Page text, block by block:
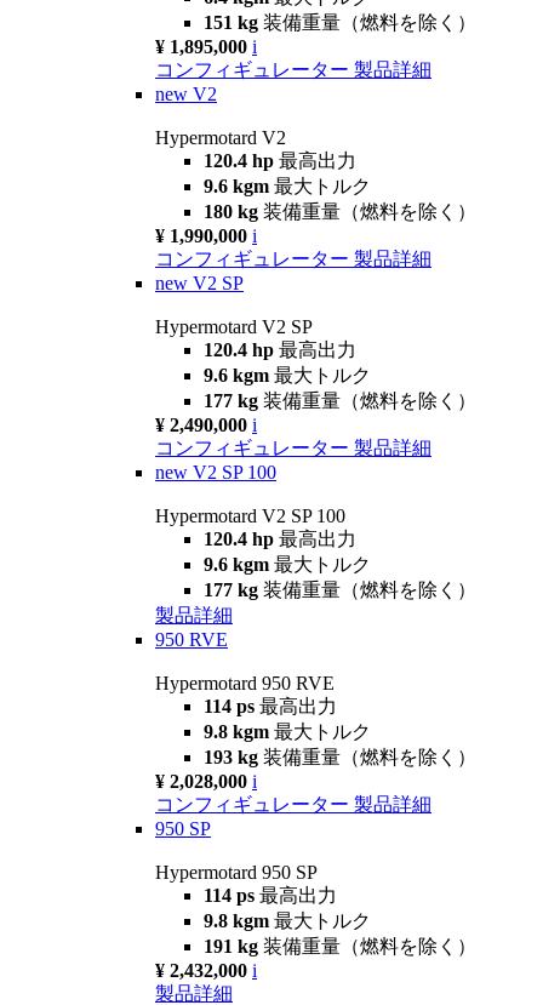
151 kg 装備重量（燃料を除く）
¥ 1,895,000 i
コンフィギュレーター 製品詳細
new V2
Hypermotard V2
120.4 hp 最高出力
9.6 kgm 最大トルク
180 kg 装備重量（燃料を除く）
¥ 1,990,000 i
コンフィギュレーター 製品詳細
new V2 SP
Hypermotard V2 SP
120.4 hp 最高出力
9.6 kgm 最大トルク
177 kg 装備重量（燃料を除く）
¥ 2,490,000 i
コンフィギュレーター 製品詳細
new V2 SP 100
Hypermotard V2 SP 100
120.4 hp 最高出力
9.6 kgm 最大トルク
177 kg 装備重量（燃料を除く）
製品詳細
950 RVE
Hypermotard 950 RVE
114 ps 最高出力
9.8 kgm 最大トルク
193 kg 装備重量（燃料を除く）
¥ 2,028,000 i
コンフィギュレーター 製品詳細
950 SP
Hypermotard 950 SP
114 ps 最高出力
9.8 kgm 最大トルク
191 kg 装備重量（燃料を除く）
¥ 2,432,000 i
製品詳細